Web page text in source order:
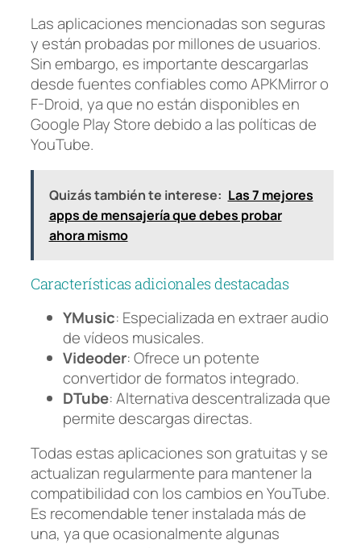
Las aplicaciones mencionadas son seguras
y están probadas por millones de usuarios.
Sin embargo, es importante descargarlas
desde fuentes confiables como APKMirror o
F-Droid, ya que no están disponibles en
Google Play Store debido a las políticas de
YouTube.
Quizás también te interese: Las 7 mejores
apps de mensajería que debes probar
ahora mismo
Características adicionales destacadas
YMusic: Especializada en extraer audio
de vídeos musicales.
Videoder: Ofrece un potente
convertidor de formatos integrado.
DTube: Alternativa descentralizada que
permite descargas directas.
Todas estas aplicaciones son gratuitas y se
actualizan regularmente para mantener la
compatibilidad con los cambios en YouTube.
Es recomendable tener instalada más de
una, ya que ocasionalmente algunas